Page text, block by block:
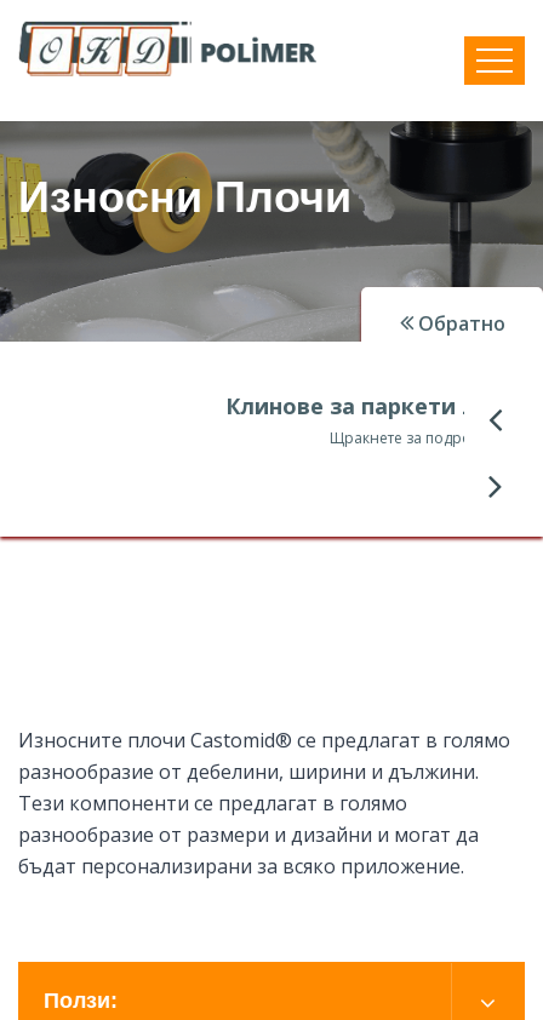
Износни Плочи
Обратно
Клинове за паркети Лят полиамид
Щракнете за подробности.
Износните плочи Castomid® се предлагат в голямо
разнообразие от дебелини, ширини и дължини.
Тези компоненти се предлагат в голямо
разнообразие от размери и дизайни и могат да
бъдат персонализирани за всяко приложение.
Ползи: